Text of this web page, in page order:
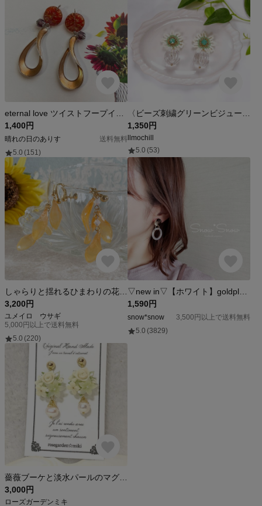
1,400円
晴れの日のありす
送料無料
5.0 (151)
1,350円
llmochill
5.0 (53)
3,200円
ユメイロ ウサギ
5,000円以上で送料無料
5.0 (220)
1,590円
snow*snow
3,500円以上で送料無料
5.0 (3829)
3,000円
ローズガーデンミキ